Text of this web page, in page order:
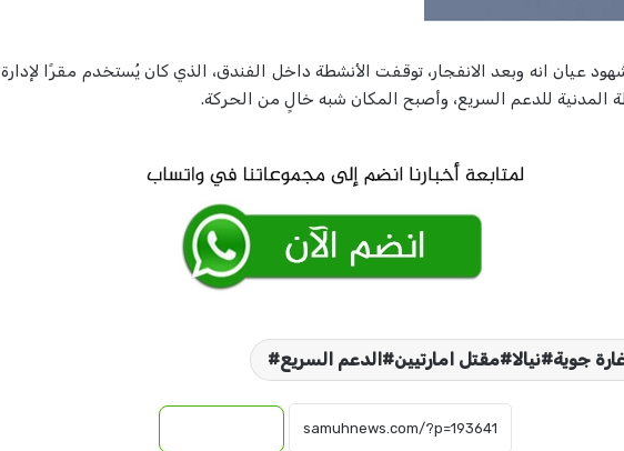
عيان انه وبعد الانفجار، توقفت الأنشطة داخل الفندق، الذي كان يُستخدم مقرًا لإدارة
المدنية للدعم السريع، وأصبح المكان شبه خالٍ من الحركة.
جوية#نيالا#مقتل امارتيين#الدعم السريع#
أسامة وأبو عمامة.. أسرار الصفقة المجهضة
في شهرها التاسع!!
مسيرات وقصف تستهدف مدينة الدلنج
روايات مذهلة.. كيف يتم تغيير هوية الذهب
المهرب من السودان إلى الإمارات!!